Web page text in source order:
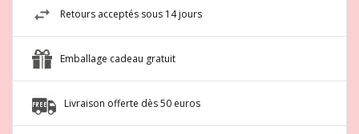
Retours acceptés sous 14 jours
Emballage cadeau gratuit
Livraison offerte dès 50 euros